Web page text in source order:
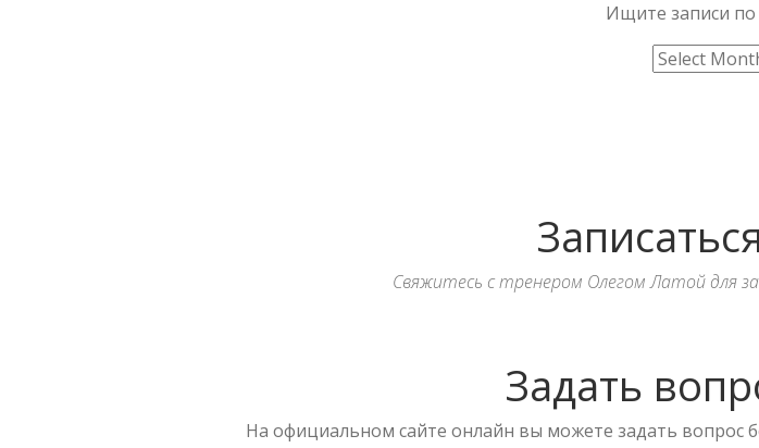
Ищите записи
Свяжитесь с тренером Олегом Латой для
Задать
На официальном сайте онлайн вы можете задать вопрос